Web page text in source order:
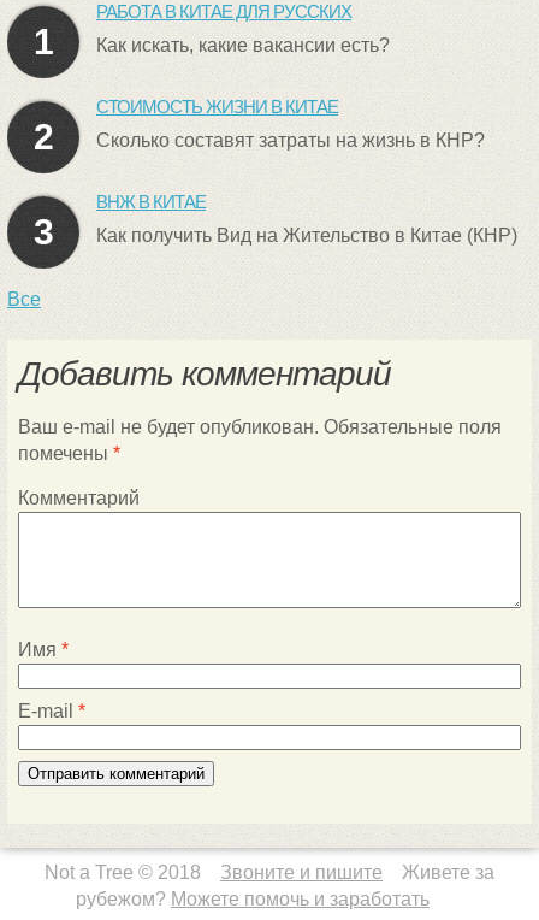
1
РАБОТА В КИТАЕ ДЛЯ РУССКИХ
Как искать, какие вакансии есть?
2
СТОИМОСТЬ ЖИЗНИ В КИТАЕ
Сколько составят затраты на жизнь в КНР?
3
ВНЖ В КИТАЕ
Как получить Вид на Жительство в Китае (КНР)
Все
Добавить комментарий
Ваш e-mail не будет опубликован. Обязательные поля
помечены *
Комментарий
Имя *
E-mail *
Not a Tree © 2018 Звоните и пишите
Живете за
рубежом? Можете помочь и заработать